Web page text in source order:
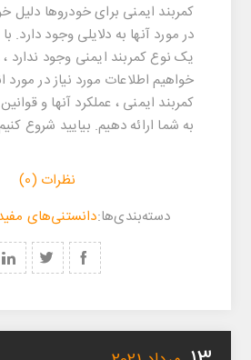
کمربند ایمنی برای خودروها دلیل
در مورد آنها به دلایلی وجود دارد.
یک نوع کمربند ایمنی وجود ندارد
خواهیم اطلاعات مورد نیاز در مورد
کمربند ایمنی ، عملکرد آنها و
به شما ارائه دهیم. بیایید شروع
نظرات (0)
‌‌دسته‌بندی‌‌ها:دانستنی‌های